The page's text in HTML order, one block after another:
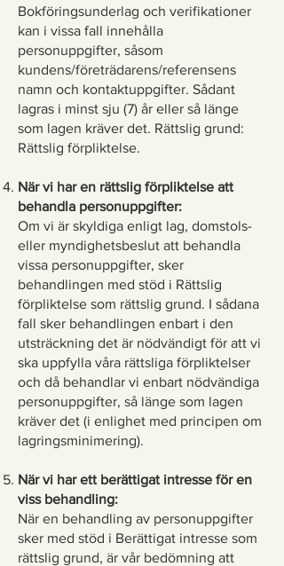
Bokföringsunderlag och verifikationer
kan i vissa fall innehålla
personuppgifter, såsom
kundens/företrädarens/referensens
namn och kontaktuppgifter. Sådant
lagras i minst sju (7) år eller så länge
som lagen kräver det. Rättslig grund:
Rättslig förpliktelse.
När vi har en rättslig förpliktelse att
behandla personuppgifter:
Om vi är skyldiga enligt lag, domstols-
eller myndighetsbeslut att behandla
vissa personuppgifter, sker
behandlingen med stöd i Rättslig
förpliktelse som rättslig grund. I sådana
fall sker behandlingen enbart i den
utsträckning det är nödvändigt för att vi
ska uppfylla våra rättsliga förpliktelser
och då behandlar vi enbart nödvändiga
personuppgifter, så länge som lagen
kräver det (i enlighet med principen om
lagringsminimering).
När vi har ett berättigat intresse för en
viss behandling:
När en behandling av personuppgifter
sker med stöd i Berättigat intresse som
rättslig grund, är vår bedömning att